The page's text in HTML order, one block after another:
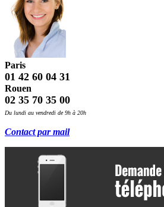
Paris
01 42 60 04 31
Rouen
02 35 70 35 00
Du lundi au vendredi de 9h à 20h
Contact par mail